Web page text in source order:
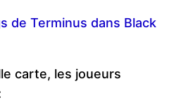
de Terminus dans Black
carte, les joueurs